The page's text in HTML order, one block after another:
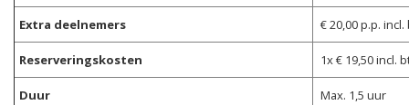
Extra deelnemers € 20,00 p.p. incl.
Reserveringskosten 1x € 19,50 incl.
Duur Max. 1,5 uur